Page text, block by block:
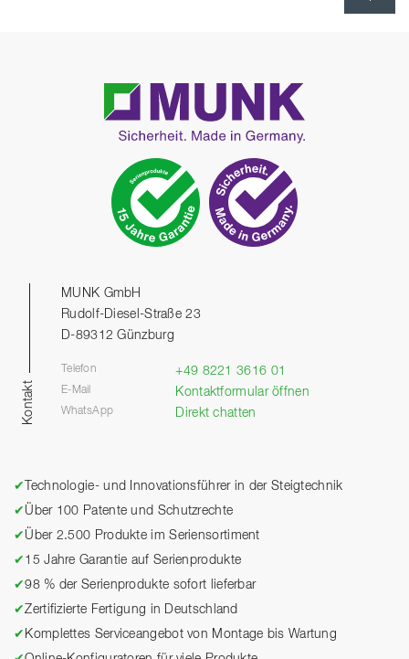
Kontakt
MUNK GmbH
Rudolf-Diesel-Straße 23
D-89312 Günzburg
Telefon +49 8221 3616 01
E-Mail Kontaktformular öffnen
WhatsApp Direkt chatten
✔
Technologie- und Innovationsführer in der Steigtechnik
✔ Über 100 Patente und Schutzrechte
✔ Über 2.500 Produkte im Seriensortiment
✔ 15 Jahre Garantie auf Serienprodukte
✔98 % der Serienprodukte sofort lieferbar
✔Zertifizierte Fertigung in Deutschland
✔ Komplettes Serviceangebot von Montage bis Wartung